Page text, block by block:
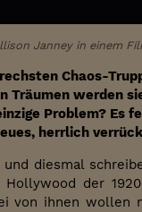
Janney in einem
Chaos-
Träumen werden
Problem? Es
herrlich
diesmal
der
von ihnen wollen